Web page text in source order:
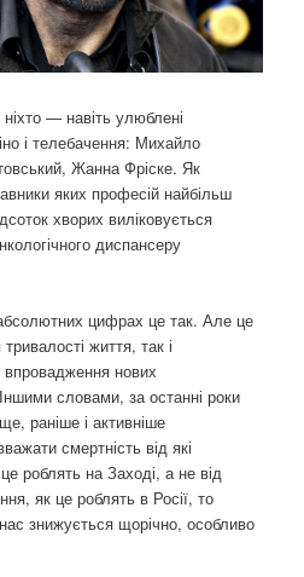
— навіть улюблені
і телебачення: Михайло
Жанна Фріске. Як
яких професій найбільш
хворих виліковується
диспансеру
цифрах це так. Але це
життя, так і
впровадження нових
словами, за останні роки
раніше і активніше
смертність від які
роблять на Заході, а не від
як це роблять в Росії, то
нас знижується щорічно, особливо